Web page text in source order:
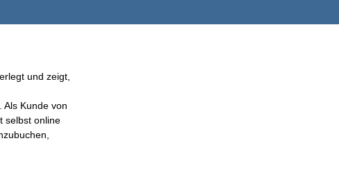
und zeigt,
Kunde von
selbst online